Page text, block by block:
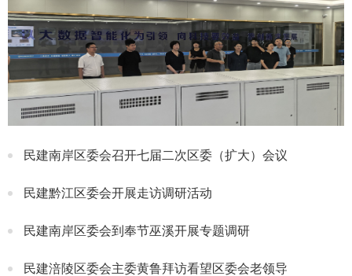
民建南岸区委会召开七届二次区委（扩大）会议
民建黔江区委会开展走访调研活动
民建南岸区委会到奉节巫溪开展专题调研
民建涪陵区委会主委黄鲁拜访看望区委会老领导